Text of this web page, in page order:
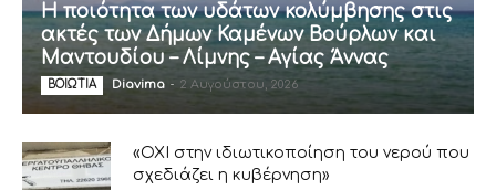
Η ποιότητα των υδάτων κολύμβησης στις
ακτές των Δήμων Καμένων Βούρλων και
Μαντουδίου – Λίμνης – Αγίας Άννας
ΒΟΙΩΤΙΑ Diavima - 2 Αυγούστου, 2026
«ΟΧΙ στην ιδιωτικοποίηση του νερού που
σχεδιάζει η κυβέρνηση»